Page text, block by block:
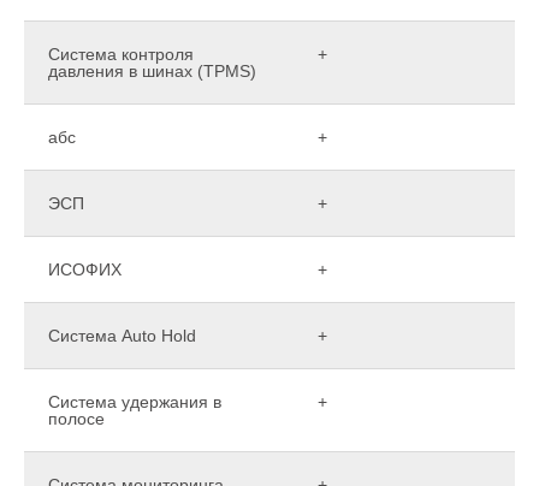
Система контроля
давления в шинах (TPMS)
+
абс +
ЭСП +
ИСОФИХ +
Система Auto Hold +
Система удержания в
полосе
+